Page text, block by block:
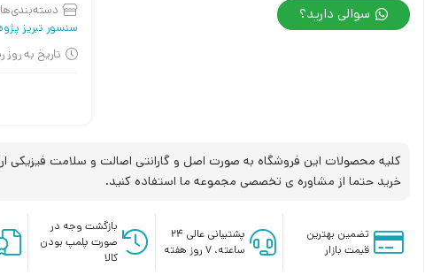
سوالی دارید؟
سنسور تبریز پژوه
تاریخ به روز
کلیه محصولات این فروشگاه به صورت اصل و گارانتی اصالت و سلامت فیزیکی
خرید حتما از مشاوره ی تخصصی مجموعه ما استفاده کنید.
تضمین بهترین
قیمت بازار
پشتیبانی عالی ۲۴
ساعته، ۷ روز هفته
بازگشت وجه در
صورت پلمپ بودن
کالا